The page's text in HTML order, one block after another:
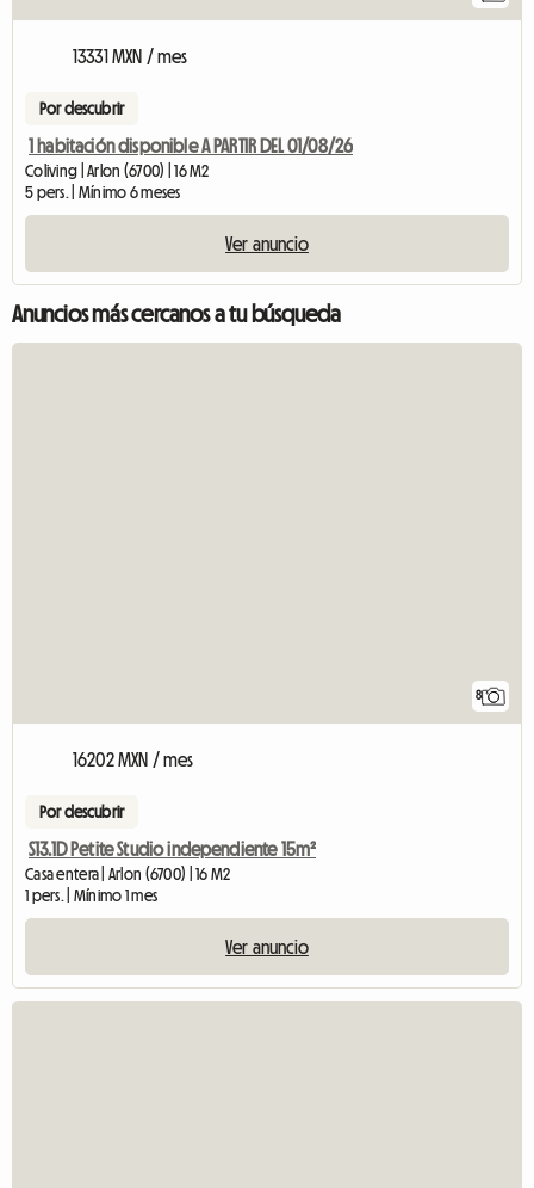
13331 MXN / mes
Por descubrir
1 habitación disponible A PARTIR DEL 01/08/26
Coliving | Arlon (6700) | 16 M2
5 pers. | Mínimo 6 meses
Ver anuncio
Anuncios más cercanos a tu búsqueda
8
16202 MXN / mes
Por descubrir
S13.1D Petite Studio independiente 15m²
Casa entera | Arlon (6700) | 16 M2
1 pers. | Mínimo 1 mes
Ver anuncio